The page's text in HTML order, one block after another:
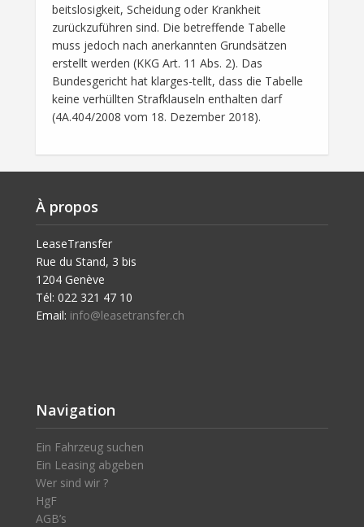
beitslosigkeit, Scheidung oder Krankheit
zurückzuführen sind. Die betreffende Tabelle
muss jedoch nach anerkannten Grundsätzen
erstellt werden (KKG Art. 11 Abs. 2). Das
Bundesgericht hat klarges-tellt, dass die Tabelle
keine verhüllten Strafklauseln enthalten darf
(4A.404/2008 vom 18. Dezember 2018).
À propos
LeaseTransfer
Rue du Stand, 3 bis
1204 Genève
Tél: 022 321 47 10
Email: info@leasetransfer.ch
Navigation
Ein Fahrzeug suchen
Ein Leasing abgeben
Wer sind wir ?
HgF
AGB’s